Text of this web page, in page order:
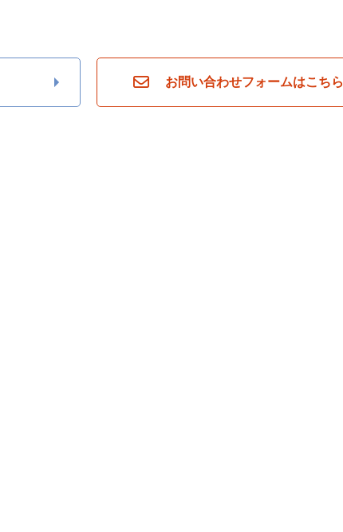
お問い合わせフォームはこちら